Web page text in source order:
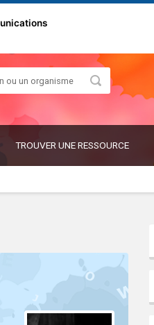
Rechercher
OUVRIR
SOUS-
TROUVER UNE RESSOURCE